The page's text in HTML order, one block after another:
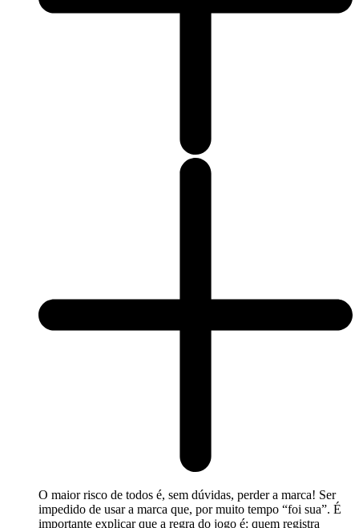
O maior risco de todos é, sem dúvidas, perder a marca! Ser
impedido de usar a marca que, por muito tempo “foi sua”. É
importante explicar que a regra do jogo é: quem registra